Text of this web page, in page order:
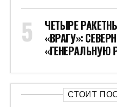
ЧЕТЫРЕ
«ВРАГУ»:
«ГЕНЕРАЛЬНУЮ
СТОИТ